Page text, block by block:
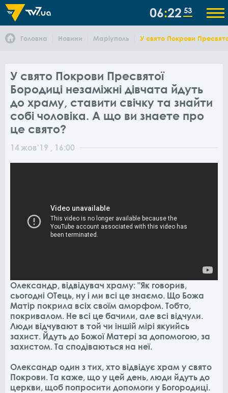
06 22 53
Головна Новини Маріуполь У свято Покрови
У свято Покрови Пресвятої
Бородиці незаміжні дівчата йдуть
до храму, ставити свічку та знайти
собі чоловіка. А що ви знаете про
це свято?
14жов'19 , 16:00
Олександр, відвідувач храму: "Як говорив,
сьогодні ОТець, ну і ми всі це знаємо. Що Божа
Матір покрила всіх своїм аморфом. Тобто,
покривалом. Не всі це бачили, але всі відчули.
Люди відчувают в той чи іншій мірі якуийсь
захист. Йдуть до Божої Матері за допомогою, за
захистом. Та сподіваються на неї.
Олександр один з тих, хто відвідує храм у свято
Покрови. Та каже, що у цей день, люди йдуть до
церкви, щоб попросити допомоги у Богородиці.